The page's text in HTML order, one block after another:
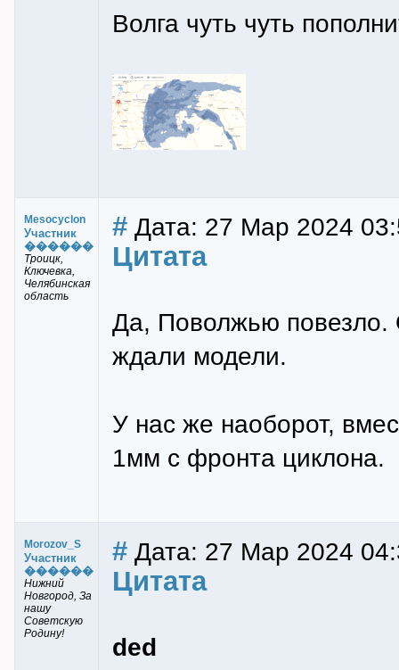
Волга чуть чуть
Mesocyclon
Участник
������
Троицк,
Ключевка,
Челябинская
область
# Дата: 27 Мар 2024
Цитата
Да, Поволжью
ждали модели.
У нас же наоборот,
1мм с фронта циклона.
Morozov_S
Участник
������
Нижний
Новгород, За
нашу
Советскую
Родину!
# Дата: 27 Мар 2024
Цитата
ded